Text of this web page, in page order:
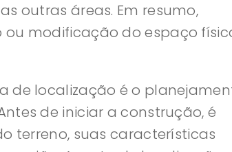
outras áreas. Em resumo,
modificação do espaço
de localização é o
de iniciar a construção, é
terreno, suas características